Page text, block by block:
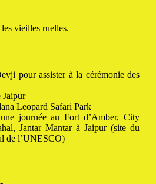
vieilles ruelles.
pour assister à la cérémonie des
Jaipur
Leopard Safari Park
journée au Fort d’Amber, City
Jantar Mantar à Jaipur (site du
de l’UNESCO)